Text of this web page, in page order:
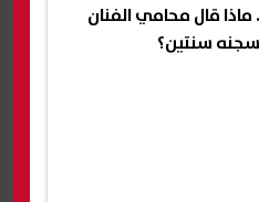
قال محامي الفنان
سنتين؟